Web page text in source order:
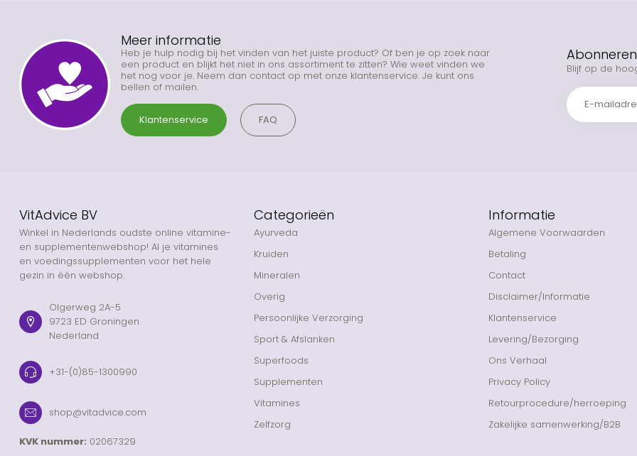
Meer informatie
Heb je hulp nodig bij het vinden van het juiste product? Of ben je op zoek naar
een product en blijkt het niet in ons assortiment te zitten? Wie weet vinden we
het nog voor je. Neem dan contact op met onze klantenservice. Je kunt ons
bellen of mailen.
Klantenservice FAQ
Blijf op de
VitAdvice BV
Winkel in Nederlands oudste online vitamine-
en supplementenwebshop! Al je vitamines
en voedingssupplementen voor het hele
gezin in één webshop.
Olgerweg 2A-5
9723 ED Groningen
Nederland
+31-(0)85-1300990
shop@vitadvice.com
KVK nummer: 02067329
Categorieën
Ayurveda
Kruiden
Mineralen
Overig
Persoonlijke Verzorging
Sport & Afslanken
Superfoods
Supplementen
Vitamines
Zelfzorg
Informatie
Algemene Voorwaarden
Betaling
Contact
Disclaimer/Informatie
Klantenservice
Levering/Bezorging
Ons Verhaal
Privacy Policy
Retourprocedure/herroeping
Zakelijke samenwerking/B2B